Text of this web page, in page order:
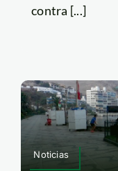
contra [...]
Noticias